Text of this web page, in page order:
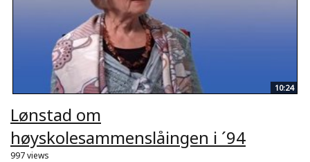
10:24
Lønstad om
høyskolesammenslåingen i ´94
997 views